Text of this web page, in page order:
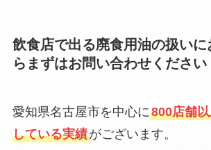
飲食店で出る廃食用油の扱いに
らまずはお問い合わせください
愛知県名古屋市を中心に800店舗
している実績がございます。